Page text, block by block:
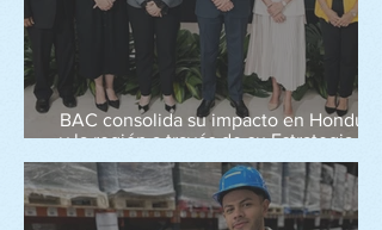
BAC consolida su impacto en Honduras
y la región a través de su Estrategia de
Triple Valor